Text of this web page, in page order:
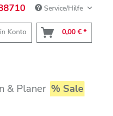
Service/Hilfe
Konto 0,00 € *
& Planer % Sale